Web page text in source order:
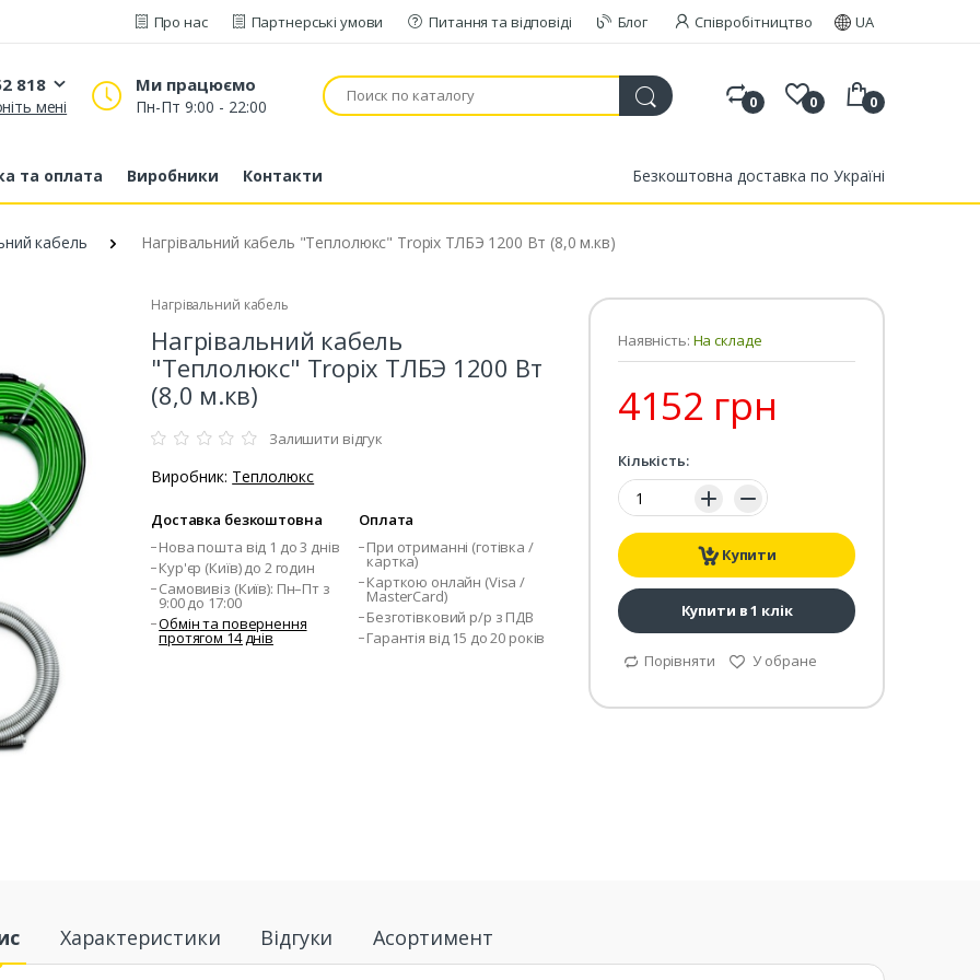
Про нас Партнерські умови Питання та відповіді Блог Співробітництво UA
818
52 818
63 881
мені
Ми працюємо
Пн-Пт 9:00 - 22:00 0 0 0
та оплата Виробники Контакти Безкоштовна доставка по Україні
кабель Нагрівальний кабель "Теплолюкс" Tropix ТЛБЭ 1200 Вт (8,0 м.кв)
Нагрівальний кабель
Нагрівальний кабель
"Теплолюкс" Tropix ТЛБЭ 1200 Вт
(8,0 м.кв)
Залишити відгук
Виробник: Теплолюкс
Доставка безкоштовна
Нова пошта від 1 до 3 днів
Кур'єр (Київ) до 2 годин
Самовивіз (Київ): Пн–Пт з
9:00 до 17:00
Обмін та повернення
протягом 14 днів
Оплата
При отриманні (готівка /
картка)
Карткою онлайн (Visa /
MasterCard)
Безготівковий р/р з ПДВ
Гарантія від 15 до 20 років
Наявність: На складе
4152 грн
Кількість:
Кількість:
Купити
Купити в 1 клік
Порівняти У обране
Характеристики Відгуки Асортимент